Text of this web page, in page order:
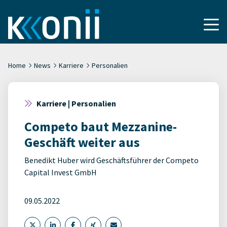
Home News Karriere Personalien
Karriere | Personalien
Competo baut Mezzanine-
Geschäft weiter aus
Benedikt Huber wird Geschäftsführer der Competo
Capital Invest GmbH
09.05.2022